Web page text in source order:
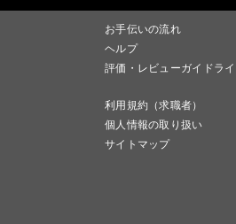
お手伝いの流れ
ヘルプ
評価・レビューガイドラ
利用規約（求職者）
個人情報の取り扱い
サイトマップ